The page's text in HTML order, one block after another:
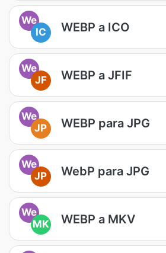
We
IC
WEBP a ICO
We
JF
WEBP a JFIF
We
JP
WEBP para JPG
We
JP
WebP para JPG
We
MK
WEBP a MKV